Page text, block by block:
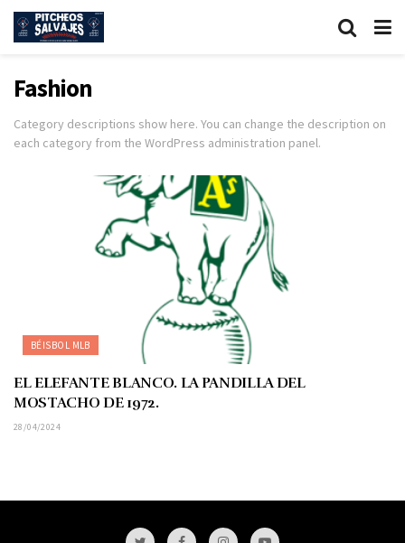
Fashion
Category descriptions show here. You can change the description on
each category from the WordPress administration panel.
BÉISBOL MLB
EL ELEFANTE BLANCO. LA PANDILLA DEL
MOSTACHO DE 1972.
28/04/2024